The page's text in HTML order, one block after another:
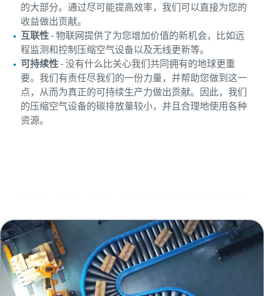
的大部分。通过尽可能提高效率，我们可以直接为您的
收益做出贡献。
互联性 - 物联网提供了为您增加价值的新机会，比如远
程监测和控制压缩空气设备以及无线更新等。
可持续性 - 没有什么比关心我们共同拥有的地球更重
要。我们有责任尽我们的一份力量，并帮助您做到这一
点，从而为真正的可持续生产力做出贡献。因此，我们
的压缩空气设备的碳排放量较小，并且合理地使用各种
资源。